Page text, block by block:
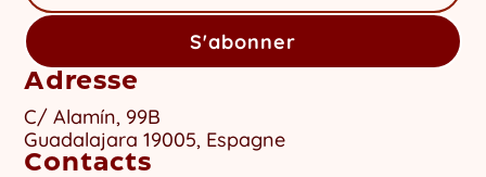
S'abonner
Adresse
C/ Alamín, 99B
Guadalajara 19005, Espagne
Contacts